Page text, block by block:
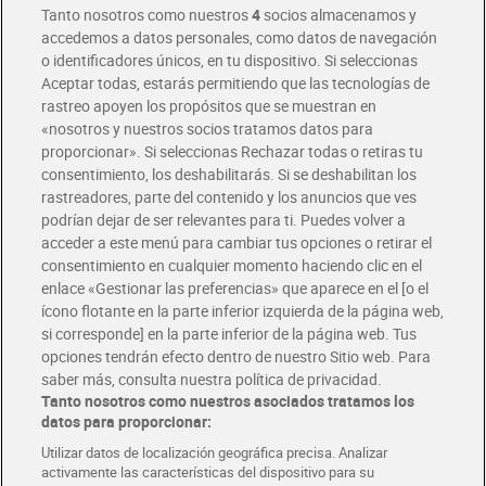
Envío gratis por compras superiores a 100€
Envío estandar por 4,99€
Glovo y Uber Eats
Solicita tu factura de Glovo o Uber Eats
Únete al CLUB Dia
Disfruta las ventajas y ofertas exclusivas.
Descárgate la APP Dia
Folletos y Tiendas
Descubre las mejores ofertas y busca tu tienda más cercana
Tarjeta MaX Dia
Te devuelve hasta 8€/mes de tus compras.
¡Solicita tu tarjeta de crédito aquí!
COMER MEJOR CADA DIA
Tanto nosotros como nuestros4socios almacenamos y
accedemos a datos personales, como datos de navegación
o identificadores únicos, en tu dispositivo. Si seleccionas
Aceptar todas, estarás permitiendo que las tecnologías de
rastreo apoyen los propósitos que se muestran en
«nosotros y nuestros socios tratamos datos para
proporcionar». Si seleccionas Rechazar todas o retiras tu
consentimiento, los deshabilitarás. Si se deshabilitan los
rastreadores, parte del contenido y los anuncios que ves
podrían dejar de ser relevantes para ti. Puedes volver a
acceder a este menú para cambiar tus opciones o retirar el
consentimiento en cualquier momento haciendo clic en el
enlace «Gestionar las preferencias» que aparece en el [o el
ícono flotante en la parte inferior izquierda de la página web,
si corresponde] en la parte inferior de la página web. Tus
opciones tendrán efecto dentro de nuestro Sitio web. Para
saber más, consulta nuestra política de privacidad.
Tanto nosotros como nuestros asociados tratamos los
datos para proporcionar:
Utilizar datos de localización geográfica precisa. Analizar
activamente las características del dispositivo para su